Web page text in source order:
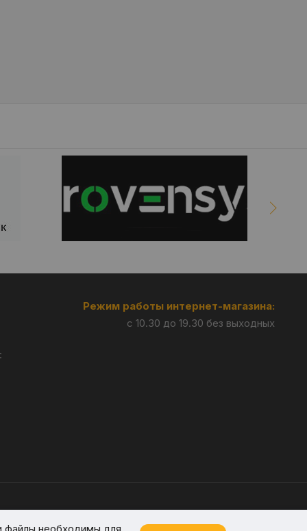
Режим работы интернет-магазина:
с 10.30 до 19.30 без выходных